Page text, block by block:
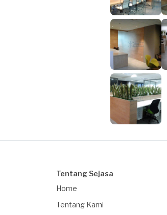
Tentang Sejasa
Home
Tentang Kami